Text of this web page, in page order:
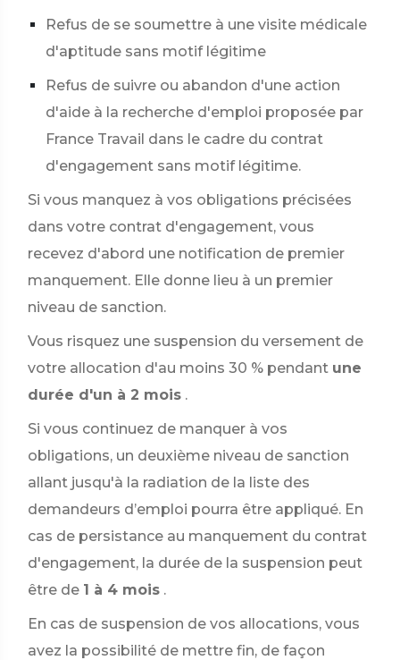
Refus de se soumettre à une visite médicale
d'aptitude sans motif légitime
Refus de suivre ou abandon d'une action
d'aide à la recherche d'emploi proposée par
France Travail dans le cadre du contrat
d'engagement sans motif légitime.
Si vous manquez à vos obligations précisées
dans votre contrat d'engagement, vous
recevez d'abord une notification de premier
manquement. Elle donne lieu à un premier
niveau de sanction.
Vous risquez une suspension du versement de
votre allocation d'au moins 30 % pendant une
durée d'un à 2 mois .
Si vous continuez de manquer à vos
obligations, un deuxième niveau de sanction
allant jusqu'à la radiation de la liste des
demandeurs d’emploi pourra être appliqué. En
cas de persistance au manquement du contrat
d'engagement, la durée de la suspension peut
être de 1 à 4 mois .
En cas de suspension de vos allocations, vous
avez la possibilité de mettre fin, de façon